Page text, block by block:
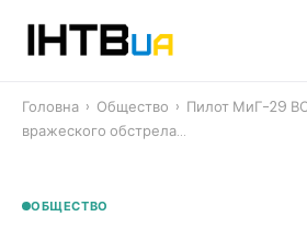
Головна › Общество › Пилот МиГ-29
вражеского обстрела…
ОБЩЕСТВО